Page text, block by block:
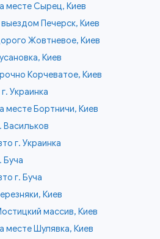
месте Сырец, Киев
Печерск, Киев
Жовтневое, Киев
Киев
Корчеватое, Киев
Украинка
месте Бортничи, Киев
Васильков
г. Украинка
Буча
г. Буча
Киев
массив, Киев
месте Шулявка, Киев